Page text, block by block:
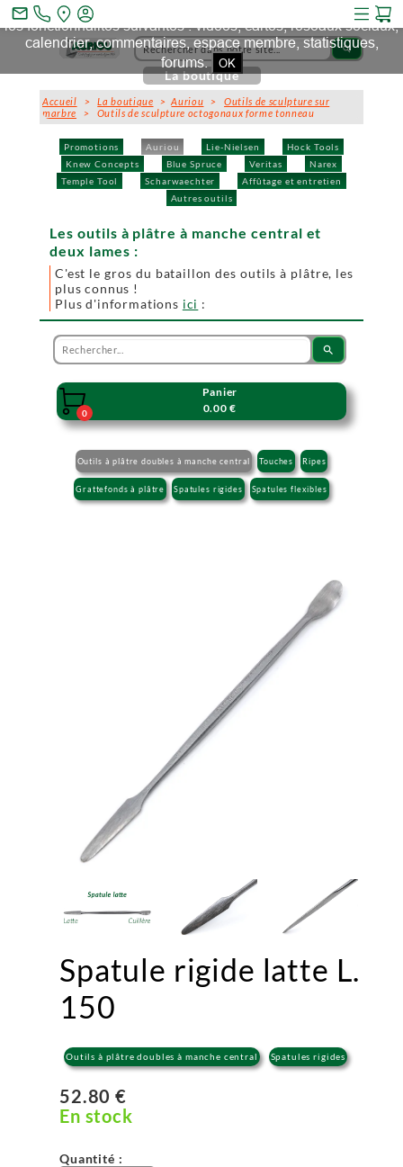
search
Promotions Auriou Lie-Nielsen
Hock Tools
Knew Concepts
Blue Spruce Veritas
Narex
Temple Tool
Scharwaechter
Affûtage et entretien
Autres outils
La boutique
Accueil >La boutique >Auriou >Outils de sculpture sur
marbre > Outils de sculpture octogonaux forme tonneau
Les outils à plâtre à manche central et
deux lames :
C'est le gros du bataillon des outils à plâtre, les
plus connus !
Plus d'informations ici :
search

0
Panier
0.00 €
Outils à plâtre doubles à manche central Touches Ripes
Grattefonds à plâtre Spatules rigides Spatules flexibles
Spatule rigide latte L.
150
Outils à plâtre doubles à manche central Spatules rigides
52.80 €
En stock
Quantité :
mail_outline
Ce site et des sites tiers qu'il utilise collectent des cookies pour
les fonctionnalités suivantes : vidéos, cartes, réseaux sociaux,
calendrier, commentaires, espace membre, statistiques,
forums. OK